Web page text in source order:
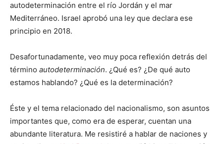
autodeterminación entre el río Jordán y el mar
Mediterráneo. Israel aprobó una ley que declara ese
principio en 2018.
Desafortunadamente, veo muy poca reflexión detrás del
término autodeterminación. ¿Qué es? ¿De qué auto
estamos hablando? ¿Qué es la determinación?
Éste y el tema relacionado del nacionalismo, son asuntos
importantes que, como era de esperar, cuentan una
abundante literatura. Me resistiré a hablar de naciones y